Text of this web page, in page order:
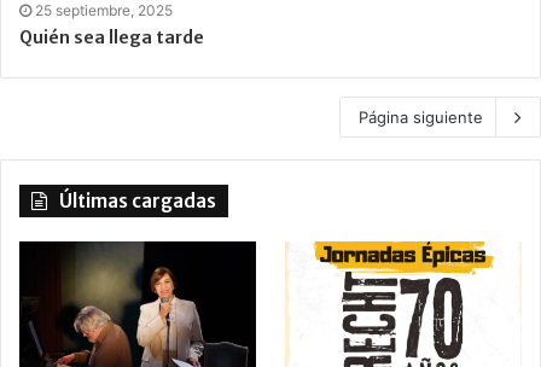
25 septiembre, 2025
Quién sea llega tarde
Página siguiente
Últimas cargadas